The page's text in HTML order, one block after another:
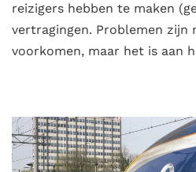
reizigers hebben te maken
vertragingen. Problemen zijn
voorkomen, maar het is aan